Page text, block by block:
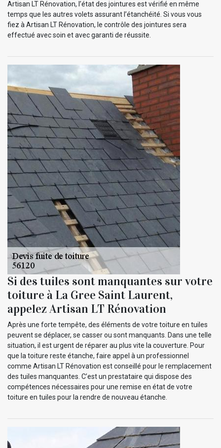
Artisan LT Rénovation, l’état des jointures est vérifié en même
temps que les autres volets assurant l’étanchéité. Si vous vous
fiez à Artisan LT Rénovation, le contrôle des jointures sera
effectué avec soin et avec garanti de réussite.
Si des tuiles sont manquantes sur votre
toiture à La Gree Saint Laurent,
appelez Artisan LT Rénovation
Après une forte tempête, des éléments de votre toiture en tuiles
peuvent se déplacer, se casser ou sont manquants. Dans une telle
situation, il est urgent de réparer au plus vite la couverture. Pour
que la toiture reste étanche, faire appel à un professionnel
comme Artisan LT Rénovation est conseillé pour le remplacement
des tuiles manquantes. C’est un prestataire qui dispose des
compétences nécessaires pour une remise en état de votre
toiture en tuiles pour la rendre de nouveau étanche.